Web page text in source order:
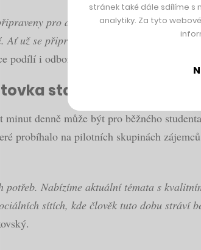
pro dospělé zaměstnané
Ať už se připravují na povýšení v práci,
podílí i odborníci z řad dobrovolníků.
stačí
minut denně může být pro běžného
probíhalo na pilotních skupinách
potřeb. Nabízíme aktuální témata s
sítích, kde člověk tuto dobu stráví
stránek také dále sdílíme s
analytiky. Za tyto